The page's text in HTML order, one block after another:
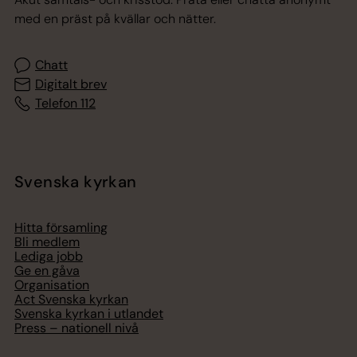
med en präst på kvällar och nätter.
Chatt
Digitalt brev
Telefon 112
Svenska kyrkan
Hitta församling
Bli medlem
Lediga jobb
Ge en gåva
Organisation
Act Svenska kyrkan
Svenska kyrkan i utlandet
Press – nationell nivå